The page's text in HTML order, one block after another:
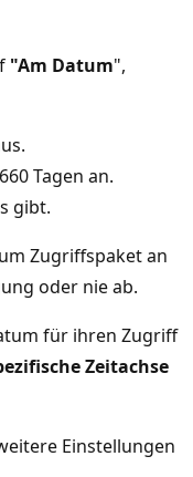
"Am Datum",
Tagen an.
gibt.
Zugriffspaket an
oder nie ab.
für ihren Zugriff
Zeitachse
Einstellungen